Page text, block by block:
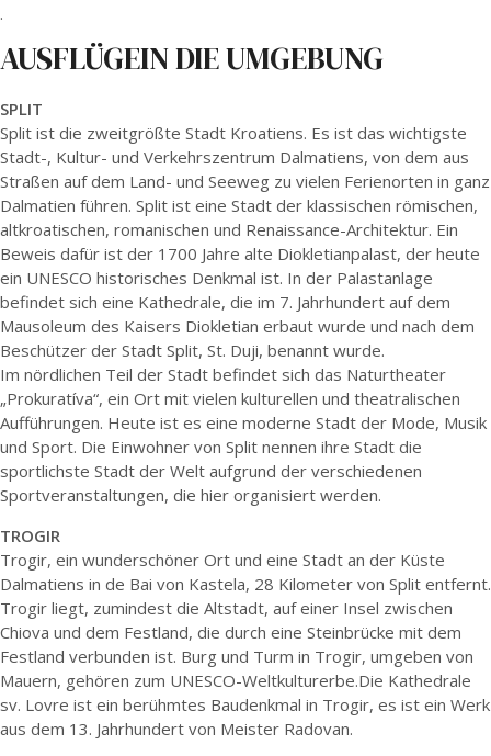
.
AUSFLÜGEIN DIE UMGEBUNG
SPLIT
Split ist die zweitgrößte Stadt Kroatiens. Es ist das wichtigste
Stadt-, Kultur- und Verkehrszentrum Dalmatiens, von dem aus
Straßen auf dem Land- und Seeweg zu vielen Ferienorten in ganz
Dalmatien führen. Split ist eine Stadt der klassischen römischen,
altkroatischen, romanischen und Renaissance-Architektur. Ein
Beweis dafür ist der 1700 Jahre alte Diokletianpalast, der heute
ein UNESCO historisches Denkmal ist. In der Palastanlage
befindet sich eine Kathedrale, die im 7. Jahrhundert auf dem
Mausoleum des Kaisers Diokletian erbaut wurde und nach dem
Beschützer der Stadt Split, St. Duji, benannt wurde.
Im nördlichen Teil der Stadt befindet sich das Naturtheater
„Prokuratíva“, ein Ort mit vielen kulturellen und theatralischen
Aufführungen. Heute ist es eine moderne Stadt der Mode, Musik
und Sport. Die Einwohner von Split nennen ihre Stadt die
sportlichste Stadt der Welt aufgrund der verschiedenen
Sportveranstaltungen, die hier organisiert werden.
TROGIR
Trogir, ein wunderschöner Ort und eine Stadt an der Küste
Dalmatiens in de Bai von Kastela, 28 Kilometer von Split entfernt.
Trogir liegt, zumindest die Altstadt, auf einer Insel zwischen
Chiova und dem Festland, die durch eine Steinbrücke mit dem
Festland verbunden ist. Burg und Turm in Trogir, umgeben von
Mauern, gehören zum UNESCO-Weltkulturerbe.Die Kathedrale
sv. Lovre ist ein berühmtes Baudenkmal in Trogir, es ist ein Werk
aus dem 13. Jahrhundert von Meister Radovan.